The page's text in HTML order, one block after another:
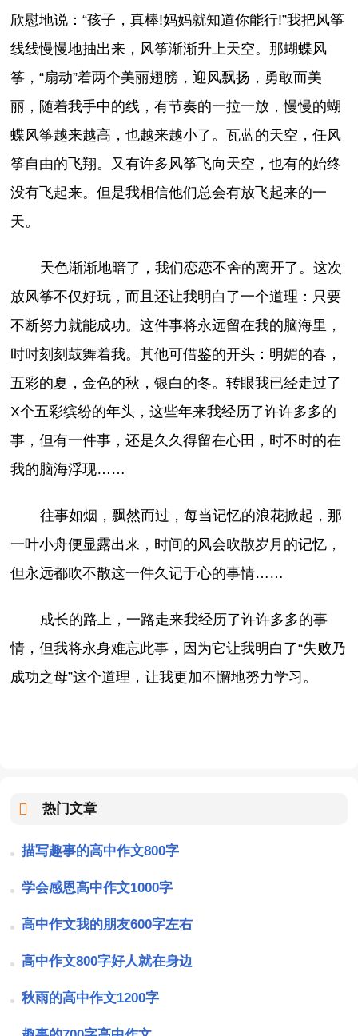
欣慰地说：“孩子，真棒!妈妈就知道你能行!”我把风筝
线线慢慢地抽出来，风筝渐渐升上天空。那蝴蝶风
筝，“扇动”着两个美丽翅膀，迎风飘扬，勇敢而美
丽，随着我手中的线，有节奏的一拉一放，慢慢的蝴
蝶风筝越来越高，也越来越小了。瓦蓝的天空，任风
筝自由的飞翔。又有许多风筝飞向天空，也有的始终
没有飞起来。但是我相信他们总会有放飞起来的一
天。
天色渐渐地暗了，我们恋恋不舍的离开了。这次
放风筝不仅好玩，而且还让我明白了一个道理：只要
不断努力就能成功。这件事将永远留在我的脑海里，
时时刻刻鼓舞着我。其他可借鉴的开头：明媚的春，
五彩的夏，金色的秋，银白的冬。转眼我已经走过了
X个五彩缤纷的年头，这些年来我经历了许许多多的
事，但有一件事，还是久久得留在心田，时不时的在
我的脑海浮现……
往事如烟，飘然而过，每当记忆的浪花掀起，那
一叶小舟便显露出来，时间的风会吹散岁月的记忆，
但永远都吹不散这一件久记于心的事情……
成长的路上，一路走来我经历了许许多多的事
情，但我将永身难忘此事，因为它让我明白了“失败乃
成功之母”这个道理，让我更加不懈地努力学习。
热门文章
描写趣事的高中作文800字
学会感恩高中作文1000字
高中作文我的朋友600字左右
高中作文800字好人就在身边
秋雨的高中作文1200字